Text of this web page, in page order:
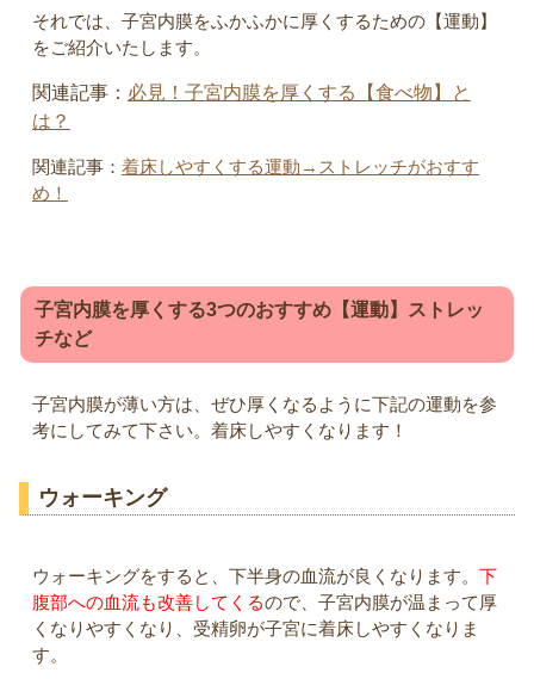
それでは、子宮内膜をふかふかに厚くするための【運動】
をご紹介いたします。
関連記事： 必見！子宮内膜を厚くする【食べ物】と
は？
関連記事： 着床しやすくする運動→ストレッチがおすす
め！
子宮内膜を厚くする3つのおすすめ【運動】ストレッ
チなど
子宮内膜が薄い方は、ぜひ厚くなるように下記の運動を参
考にしてみて下さい。着床しやすくなります！
ウォーキング
ウォーキングをすると、下半身の血流が良くなります。 下
腹部への血流も改善してくるので、子宮内膜が温まって厚
くなりやすくなり、受精卵が子宮に着床しやすくなりま
す。